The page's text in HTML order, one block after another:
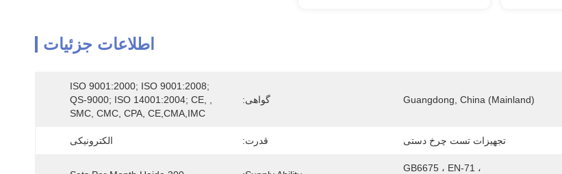
اطلاعات جزئیات
Guangdong, China (Mainland) گواهی:
ISO 9001:2000; ISO 9001:2008;
QS-9000; ISO 14001:2004; CE, ,
SMC, CMC, CPA, CE,CMA,IMC
تجهیزات تست چرخ دستی قدرت: الکترونیکی
GB6675 ، EN-71 ،